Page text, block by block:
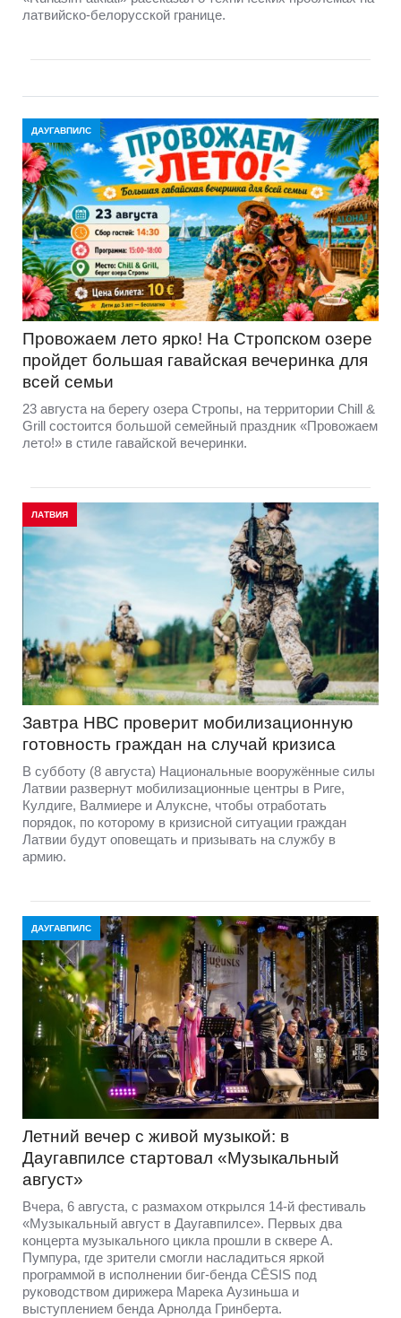
латвийско-белорусской границе.
ДАУГАВПИЛС
Провожаем лето ярко! На Стропском озере
пройдет большая гавайская вечеринка для
всей семьи
23 августа на берегу озера Стропы, на территории Chill &
Grill состоится большой семейный праздник «Провожаем
лето!» в стиле гавайской вечеринки.
ЛАТВИЯ
Завтра НВС проверит мобилизационную
готовность граждан на случай кризиса
В субботу (8 августа) Национальные вооружённые силы
Латвии развернут мобилизационные центры в Риге,
Кулдиге, Валмиере и Алуксне, чтобы отработать
порядок, по которому в кризисной ситуации граждан
Латвии будут оповещать и призывать на службу в
армию.
ДАУГАВПИЛС
Летний вечер с живой музыкой: в
Даугавпилсе стартовал «Музыкальный
август»
Вчера, 6 августа, с размахом открылся 14-й фестиваль
«Музыкальный август в Даугавпилсе». Первых два
концерта музыкального цикла прошли в сквере А.
Пумпура, где зрители смогли насладиться яркой
программой в исполнении биг-бенда CĒSIS под
руководством дирижера Марека Аузиньша и
выступлением бенда Арнолда Гринберта.